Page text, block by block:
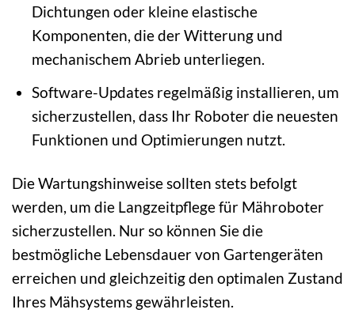
Dichtungen oder kleine elastische
Komponenten, die der Witterung und
mechanischem Abrieb unterliegen.
Software-Updates regelmäßig installieren, um
sicherzustellen, dass Ihr Roboter die neuesten
Funktionen und Optimierungen nutzt.
Die Wartungshinweise sollten stets befolgt
werden, um die Langzeitpflege für Mähroboter
sicherzustellen. Nur so können Sie die
bestmögliche Lebensdauer von Gartengeräten
erreichen und gleichzeitig den optimalen Zustand
Ihres Mähsystems gewährleisten.